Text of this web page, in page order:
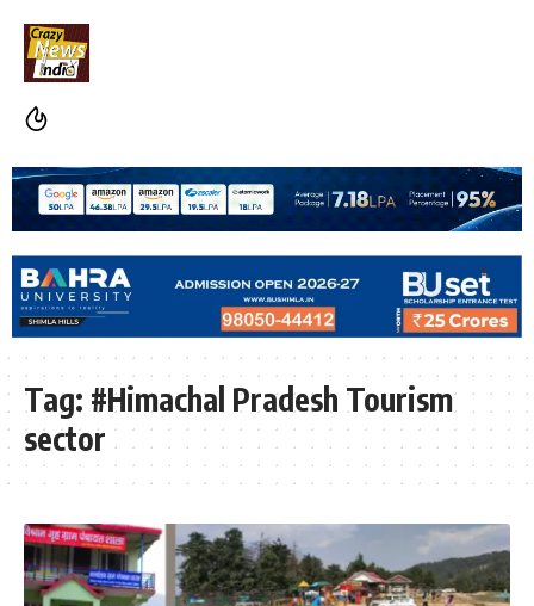
Tag: #Himachal Pradesh Tourism
sector